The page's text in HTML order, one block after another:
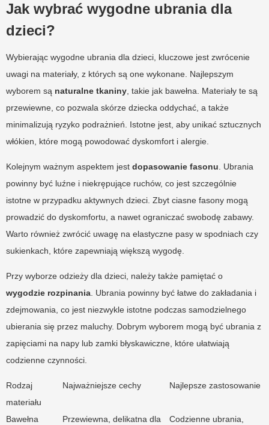
Jak wybrać wygodne ubrania dla
dzieci?
Wybierając wygodne ubrania dla dzieci, kluczowe jest zwrócenie
uwagi na materiały, z których są one wykonane. Najlepszym
wyborem są naturalne tkaniny , takie jak bawełna. Materiały te są
przewiewne, co pozwala skórze dziecka oddychać, a także
minimalizują ryzyko podrażnień. Istotne jest, aby unikać sztucznych
włókien, które mogą powodować dyskomfort i alergie.
Kolejnym ważnym aspektem jest dopasowanie fasonu . Ubrania
powinny być luźne i niekrępujące ruchów, co jest szczególnie
istotne w przypadku aktywnych dzieci. Zbyt ciasne fasony mogą
prowadzić do dyskomfortu, a nawet ograniczać swobodę zabawy.
Warto również zwrócić uwagę na elastyczne pasy w spodniach czy
sukienkach, które zapewniają większą wygodę.
Przy wyborze odzieży dla dzieci, należy także pamiętać o
wygodzie rozpinania . Ubrania powinny być łatwe do zakładania i
zdejmowania, co jest niezwykle istotne podczas samodzielnego
ubierania się przez maluchy. Dobrym wyborem mogą być ubrania z
zapięciami na napy lub zamki błyskawiczne, które ułatwiają
codzienne czynności.
Rodzaj
materiału
Najważniejsze cechy Najlepsze zastosowanie
Bawełna
Przewiewna, delikatna dla
Codzienne ubrania,